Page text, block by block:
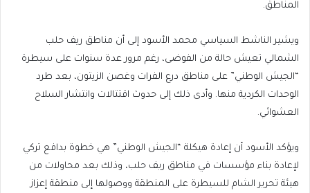
المناطق.
ويشير الناشط السياسي محمد الأسود إلى أن مناطق ريف حلب
الشمالي تعيش حالة من الفوضى، رغم مرور عدة سنوات على سيطرة
“الجيش الوطني” على مناطق درع الفرات وغصن الزيتون، بعد طرد
الوحدات الكردية منها. وأدى ذلك إلى حدوث اقتتالات وانتشار السلاح
العشوائي.
ويؤكد الأسود أن إعادة هيكلة “الجيش الوطني” هي خطوة بدافع تركي
لإعادة بناء مؤسسات في مناطق ريف حلب، وذلك بعد محاولات من
هيئة تحرير الشام للسيطرة على المنطقة ووصولها إلى منطقة إعزاز